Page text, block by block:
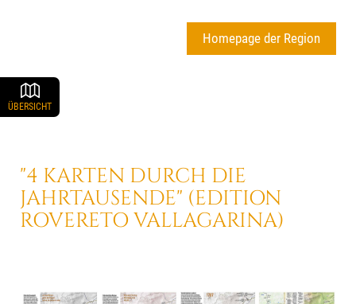
Homepage der Region
ÜBERSICHT
"4 KARTEN DURCH DIE
JAHRTAUSENDE" (EDITION
ROVERETO VALLAGARINA)